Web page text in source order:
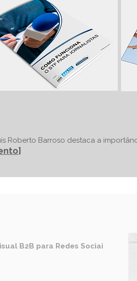
Roberto Barroso destaca a
]
B2B para Redes Sociai